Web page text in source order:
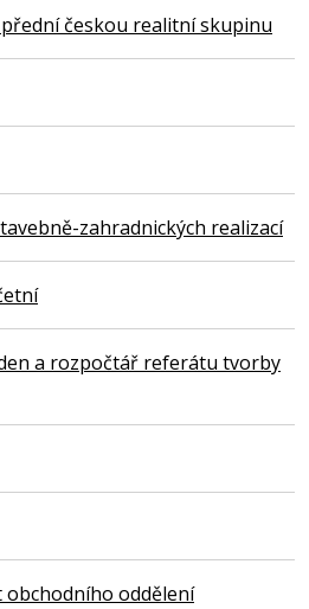
českou realitní skupinu
zahradnických realizací
a rozpočtář referátu tvorby
oddělení